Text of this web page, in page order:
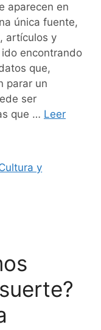
aparecen en
única fuente,
artículos y
encontrando
que,
parar un
ser
que … Leer
y